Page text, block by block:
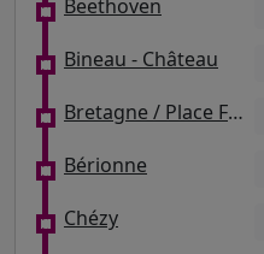
Beethoven
Bineau - Château
Bretagne / Place François Rabelais
Bérionne
Chézy